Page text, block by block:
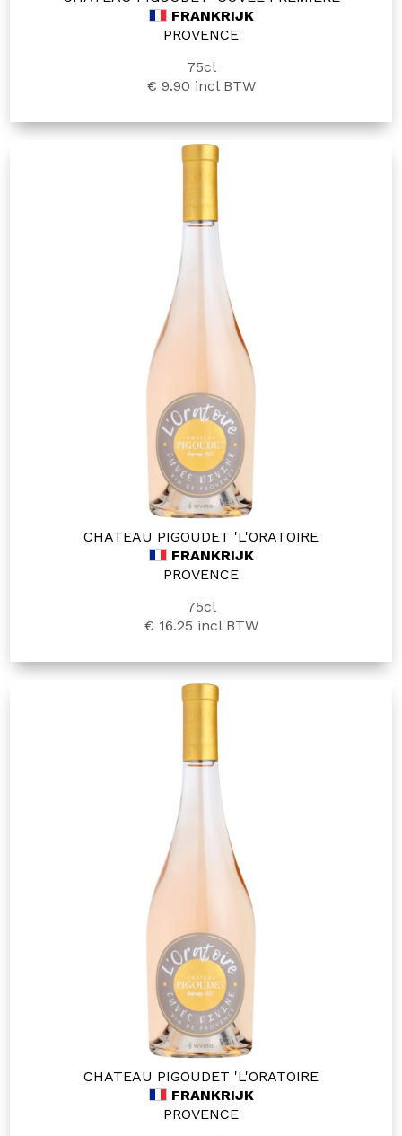
FRANKRIJK
PROVENCE
75cl
€ 9.90 incl BTW
CHATEAU PIGOUDET 'L'ORATOIRE
FRANKRIJK
PROVENCE
75cl
€ 16.25 incl BTW
CHATEAU PIGOUDET 'L'ORATOIRE
FRANKRIJK
PROVENCE